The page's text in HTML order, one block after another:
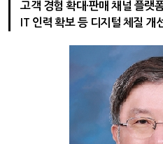
고객 경험 확대·판매 채널 플랫
IT 인력 확보 등 디지털 체질 개